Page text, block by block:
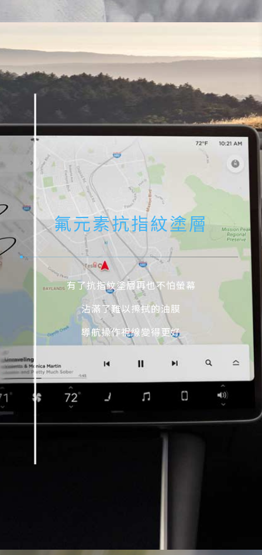
氟元素抗指紋塗層
有了抗指紋塗層再也不怕螢幕
沾滿了難以擦拭的油膜
導航操作視線變得更好